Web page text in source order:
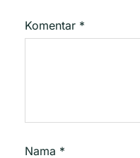
Komentar *
Nama *